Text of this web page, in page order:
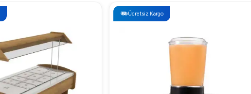
tasarrufu sağlar.
herkes tarafından rahatlıkla kullanılabilir.
bakım imkanı tanır.
sahiptir?
Ücretsiz Kargo